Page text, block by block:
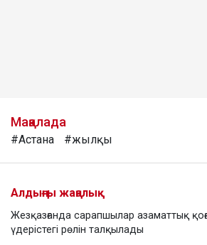
Мақалада
#Астана #жылқы
Алдыңғы жаңалық
Жезқазғанда сарапшылар азаматтық
үдерістегі рөлін талқылады